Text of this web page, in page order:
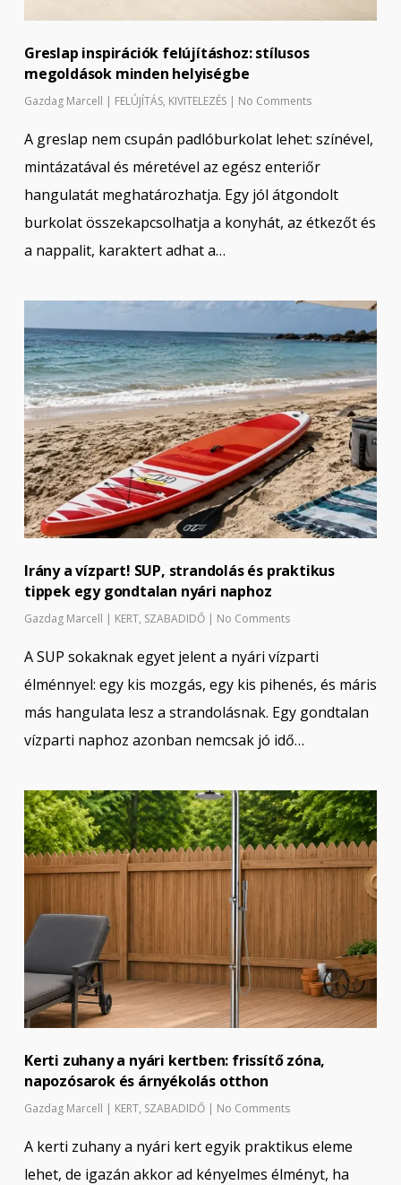
Greslap inspirációk felújításhoz: stílusos
megoldások minden helyiségbe
Gazdag Marcell | FELÚJÍTÁS, KIVITELEZÉS | No Comments
A greslap nem csupán padlóburkolat lehet: színével,
mintázatával és méretével az egész enteriőr
hangulatát meghatározhatja. Egy jól átgondolt
burkolat összekapcsolhatja a konyhát, az étkezőt és
a nappalit, karaktert adhat a…
Irány a vízpart! SUP, strandolás és praktikus
tippek egy gondtalan nyári naphoz
Gazdag Marcell | KERT, SZABADIDŐ | No Comments
A SUP sokaknak egyet jelent a nyári vízparti
élménnyel: egy kis mozgás, egy kis pihenés, és máris
más hangulata lesz a strandolásnak. Egy gondtalan
vízparti naphoz azonban nemcsak jó idő…
Kerti zuhany a nyári kertben: frissítő zóna,
napozósarok és árnyékolás otthon
Gazdag Marcell | KERT, SZABADIDŐ | No Comments
A kerti zuhany a nyári kert egyik praktikus eleme
lehet, de igazán akkor ad kényelmes élményt, ha